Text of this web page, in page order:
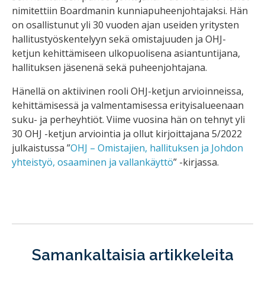
nimitettiin Boardmanin kunniapuheenjohtajaksi. Hän
on osallistunut yli 30 vuoden ajan useiden yritysten
hallitustyöskentelyyn sekä omistajuuden ja OHJ-
ketjun kehittämiseen ulkopuolisena asiantuntijana,
hallituksen jäsenenä sekä puheenjohtajana.
Hänellä on aktiivinen rooli OHJ-ketjun arvioinneissa,
kehittämisessä ja valmentamisessa erityisalueenaan
suku- ja perheyhtiöt. Viime vuosina hän on tehnyt yli
30 OHJ -ketjun arviointia ja ollut kirjoittajana 5/2022
julkaistussa ”OHJ – Omistajien, hallituksen ja Johdon
yhteistyö, osaaminen ja vallankäyttö” -kirjassa.
Samankaltaisia artikkeleita